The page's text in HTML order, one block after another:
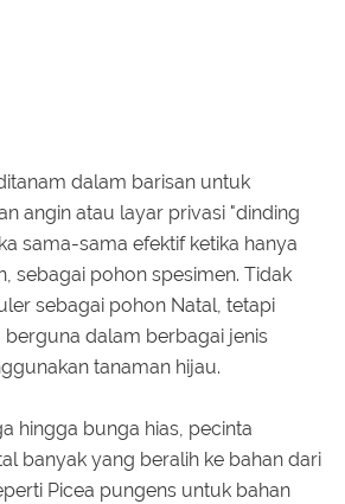
dalam barisan untuk
angin atau layar privasi "dinding
sama-sama efektif ketika hanya
sebagai pohon spesimen. Tidak
sebagai pohon Natal, tetapi
dalam berbagai jenis
tanaman hijau.
hingga bunga hias, pecinta
banyak yang beralih ke bahan dari
Picea pungens untuk bahan